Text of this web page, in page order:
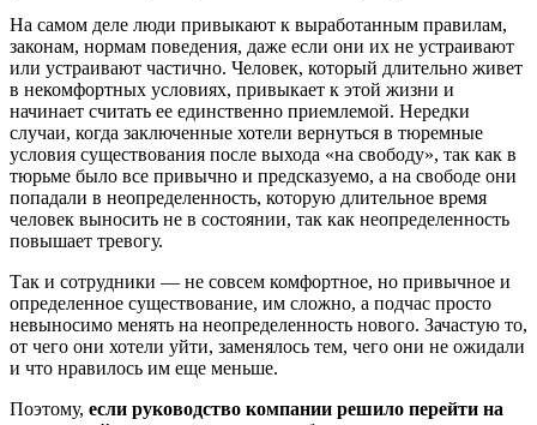
На самом деле люди привыкают к выработанным правилам,
законам, нормам поведения, даже если они их не устраивают
или устраивают частично. Человек, который длительно живет
в некомфортных условиях, привыкает к этой жизни и
начинает считать ее единственно приемлемой. Нередки
случаи, когда заключенные хотели вернуться в тюремные
условия существования после выхода «на свободу», так как в
тюрьме было все привычно и предсказуемо, а на свободе они
попадали в неопределенность, которую длительное время
человек выносить не в состоянии, так как неопределенность
повышает тревогу.
Так и сотрудники — не совсем комфортное, но привычное и
определенное существование, им сложно, а подчас просто
невыносимо менять на неопределенность нового. Зачастую то,
от чего они хотели уйти, заменялось тем, чего они не ожидали
и что нравилось им еще меньше.
Поэтому, если руководство компании решило перейти на